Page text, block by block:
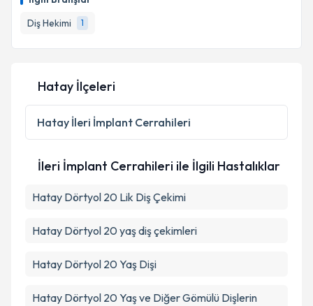
Diş Hekimi
1
Hatay İlçeleri
Hatay İleri İmplant Cerrahileri
İleri İmplant Cerrahileri ile İlgili Hastalıklar
Hatay Dörtyol 20 Lik Diş Çekimi
Hatay Dörtyol 20 yaş diş çekimleri
Hatay Dörtyol 20 Yaş Dişi
Hatay Dörtyol 20 Yaş ve Diğer Gömülü Dişlerin